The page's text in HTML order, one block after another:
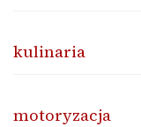
kulinaria
motoryzacja